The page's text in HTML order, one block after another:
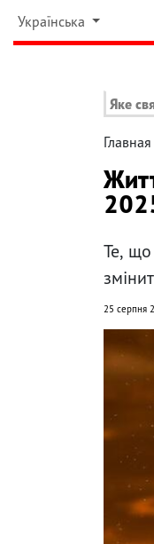
Українська
Яке
Главная
Те, що
25 серпня